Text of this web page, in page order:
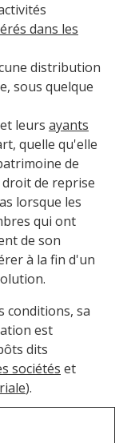
dans les
distribution
sous quelque
leurs ayants
quelle qu'elle
de
de reprise
lorsque les
qui ont
de son
à la fin d'un
conditions, sa
est
dits
sociétés et
).